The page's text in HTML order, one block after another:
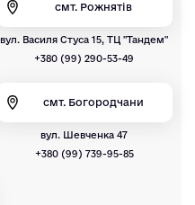
смт. Рожнятів
вул. Василя Стуса 15, ТЦ "Тандем"
+380 (99) 290-53-49
смт. Богородчани
вул. Шевченка 47
+380 (99) 739-95-85